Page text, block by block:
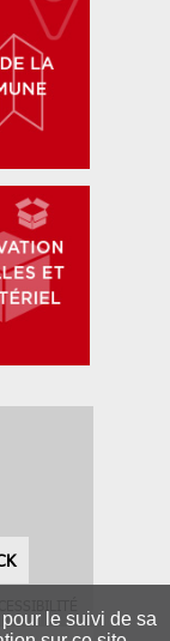
le suivi de sa